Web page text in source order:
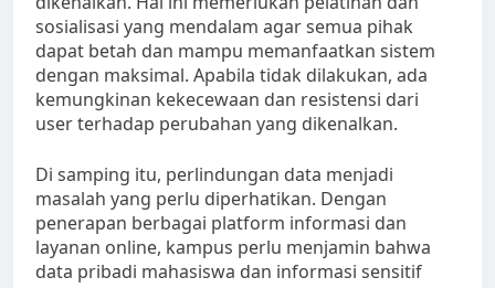
sosialisasi yang mendalam agar semua pihak
dapat betah dan mampu memanfaatkan sistem
dengan maksimal. Apabila tidak dilakukan, ada
kemungkinan kekecewaan dan resistensi dari
user terhadap perubahan yang dikenalkan.
Di samping itu, perlindungan data menjadi
masalah yang perlu diperhatikan. Dengan
penerapan berbagai platform informasi dan
layanan online, kampus perlu menjamin bahwa
data pribadi mahasiswa dan informasi sensitif